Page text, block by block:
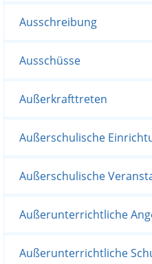
Ausschreibung
Ausschüsse
Außerkrafttreten
Außerschulische
Außerschulische
Außerunterrichtliche
Außerunterrichtliche